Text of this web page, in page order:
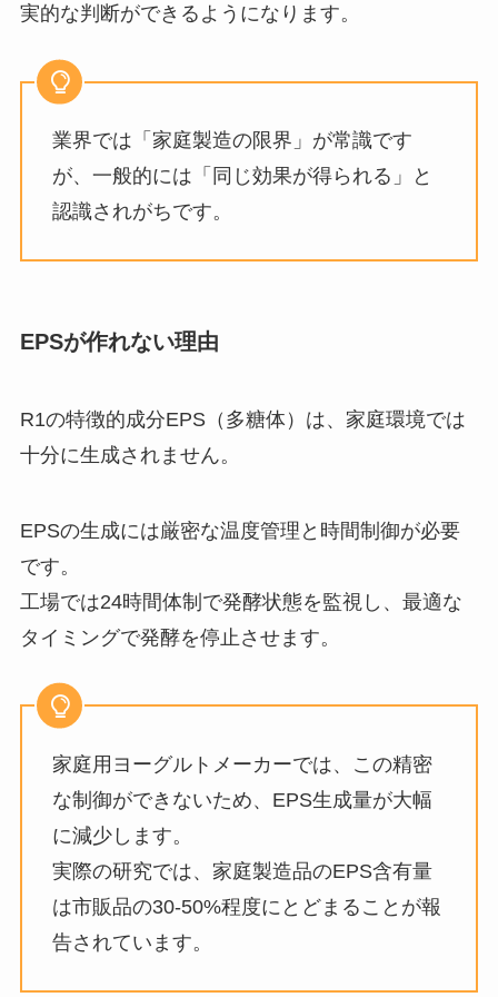
実的な判断ができるようになります。
業界では「家庭製造の限界」が常識です
が、一般的には「同じ効果が得られる」と
認識されがちです。
EPSが作れない理由
R1の特徴的成分EPS（多糖体）は、家庭環境では
十分に生成されません。
EPSの生成には厳密な温度管理と時間制御が必要
です。
工場では24時間体制で発酵状態を監視し、最適な
タイミングで発酵を停止させます。
家庭用ヨーグルトメーカーでは、この精密
な制御ができないため、EPS生成量が大幅
に減少します。
実際の研究では、家庭製造品のEPS含有量
は市販品の30-50%程度にとどまることが報
告されています。